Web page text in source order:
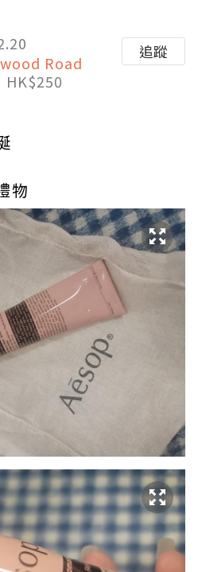
Road
HK$250
追蹤
物